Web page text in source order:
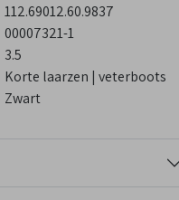
112.69012.60.9837
00007321-1
3.5
Korte laarzen | veterboots
Zwart